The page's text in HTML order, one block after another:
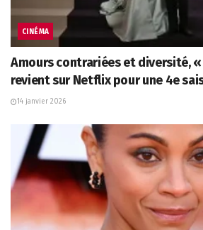
CINÉMA
Amours contrariées et diversité,
revient sur Netflix pour une 4e
14 janvier 2026